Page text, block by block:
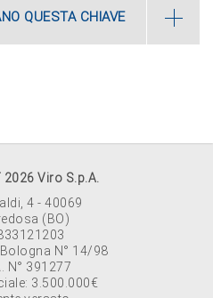
QUESTA CHIAVE
2026 Viro S.p.A.
4 - 40069
(BO)
N° 14/98
N° 391277
3.500.000€